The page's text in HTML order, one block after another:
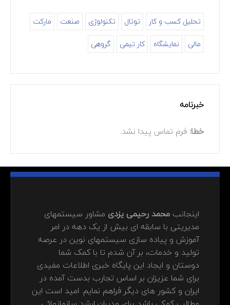
تحلیل کسب و کار توتال تکنولوژی صنعت
مارکت
مالی
نمایشگاه کار تیمی گروهی
خبرنامه
خطا: فرم تماس پیدا نشد.
اینجانب محمد رحیمی یزدی مشاور سیستمهای
مدیریتی با سابقه ای بیش از یک دهه در امر
آموزش و پیاده سازی سیستمهای نوین در عرصه
تولید و خدمات، بر آن شدم تا با کمک شما
دوستان و ایجاد این پایگاه خبری اطلاعات مفیدی
برای شما عزیزان بر اساس تجارب بدست آمده در
ایران و کشور های دیگر فراهم نمایم. امید است این